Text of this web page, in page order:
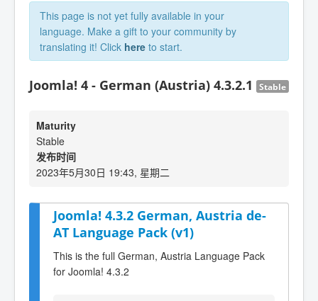
This page is not yet fully available in your
language. Make a gift to your community by
translating it! Click here to start.
Joomla! 4 - German (Austria) 4.3.2.1 Stable
Maturity
Stable
发布时间
2023年5月30日 19:43, 星期二
Joomla! 4.3.2 German, Austria de-
AT Language Pack (v1)
This is the full German, Austria Language Pack
for Joomla! 4.3.2